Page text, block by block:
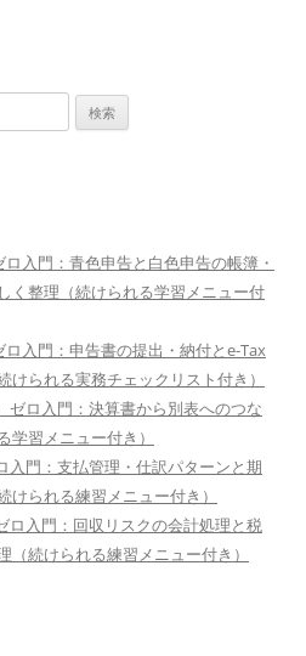
入門：青色申告と白色申告の帳簿・
く整理（続けられる学習メニュー付
入門：申告書の提出・納付とe-Tax
られる実務チェックリスト付き）
ゼロ入門：決算書から別表へのつな
学習メニュー付き）
入門：支払管理・仕訳パターンと期
られる練習メニュー付き）
ロ入門：回収リスクの会計処理と税
続けられる練習メニュー付き）